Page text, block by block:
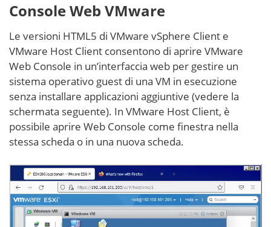
Console Web VMware
Le versioni HTML5 di VMware vSphere Client e
VMware Host Client consentono di aprire VMware
Web Console in un’interfaccia web per gestire un
sistema operativo guest di una VM in esecuzione
senza installare applicazioni aggiuntive (vedere la
schermata seguente). In VMware Host Client, è
possibile aprire Web Console come finestra nella
stessa scheda o in una nuova scheda.